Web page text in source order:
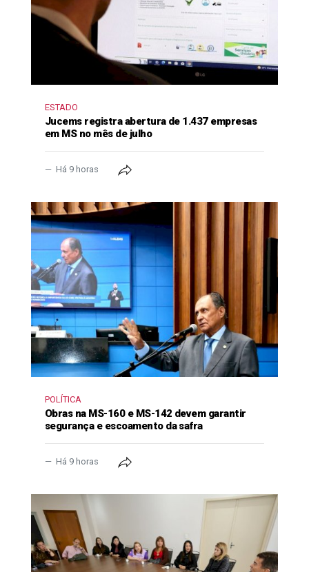
ESTADO
Jucems registra abertura de 1.437 empresas
em MS no mês de julho
Há 9 horas
POLÍTICA
Obras na MS-160 e MS-142 devem garantir
segurança e escoamento da safra
Há 9 horas